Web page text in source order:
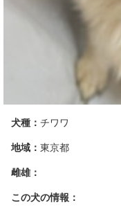
犬種：チワワ
地域：東京都
雌雄：
この犬の情報：